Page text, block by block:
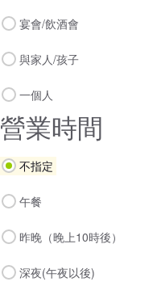
宴會/飲酒會
與家人/孩子
一個人
營業時間
不指定
午餐
昨晚（晚上10時後）
深夜(午夜以後)